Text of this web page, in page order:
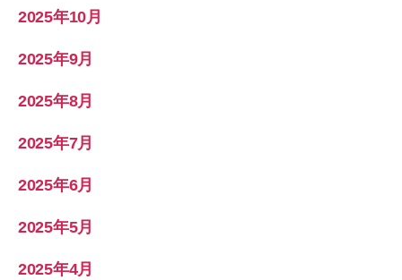
2025年10月
2025年9月
2025年8月
2025年7月
2025年6月
2025年5月
2025年4月